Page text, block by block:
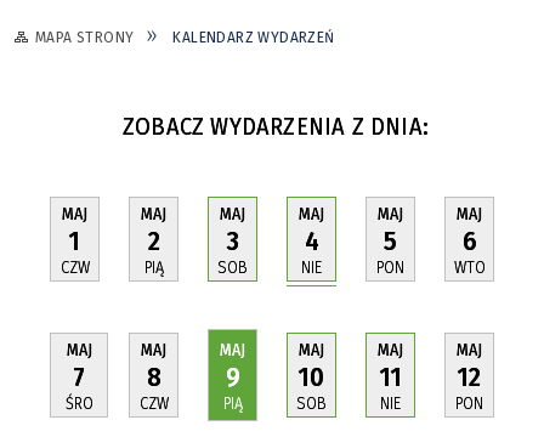
MAPA STRONY KALENDARZ WYDARZEŃ
ZOBACZ WYDARZENIA Z DNIA:
MAJ
1
CZW
MAJ
2
PIĄ
MAJ
3
SOB
MAJ
4
NIE
MAJ
5
PON
MAJ
6
WTO
MAJ
7
ŚRO
MAJ
8
CZW
MAJ
9
PIĄ
MAJ
10
SOB
MAJ
11
NIE
MAJ
12
PON